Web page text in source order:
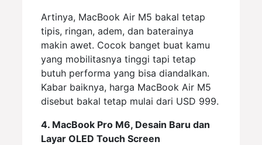
Artinya, MacBook Air M5 bakal tetap
tipis, ringan, adem, dan baterainya
makin awet. Cocok banget buat kamu
yang mobilitasnya tinggi tapi tetap
butuh performa yang bisa diandalkan.
Kabar baiknya, harga MacBook Air M5
disebut bakal tetap mulai dari USD 999.
4. MacBook Pro M6, Desain Baru dan
Layar OLED Touch Screen